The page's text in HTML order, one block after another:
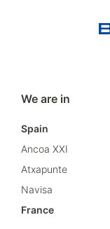
We are in
Spain
Ancoa XXI
Atxapunte
Navisa
France